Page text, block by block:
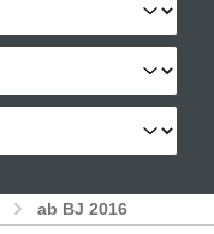
ab BJ 2016